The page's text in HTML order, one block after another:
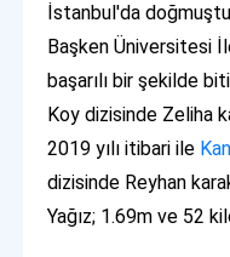
İstanbul'da
Başken Üniversitesi
başarılı bir şekilde
Koy dizisinde Zeliha
2019 yılı itibari ile
dizisinde Reyhan
Yağız; 1.69m ve 52